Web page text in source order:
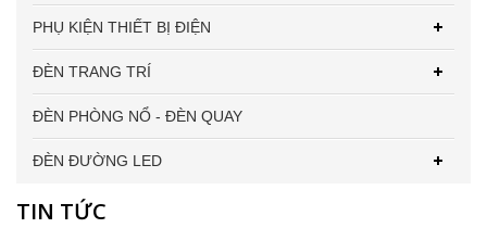
PHỤ KIỆN THIẾT BỊ ĐIỆN
ĐÈN TRANG TRÍ
ĐÈN PHÒNG NỔ - ĐÈN QUAY
ĐÈN ĐƯỜNG LED
TIN TỨC